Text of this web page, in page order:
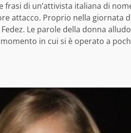
di un’attivista italiana di
attacco. Proprio nella giornata
Le parole della donna
in cui si è operato a